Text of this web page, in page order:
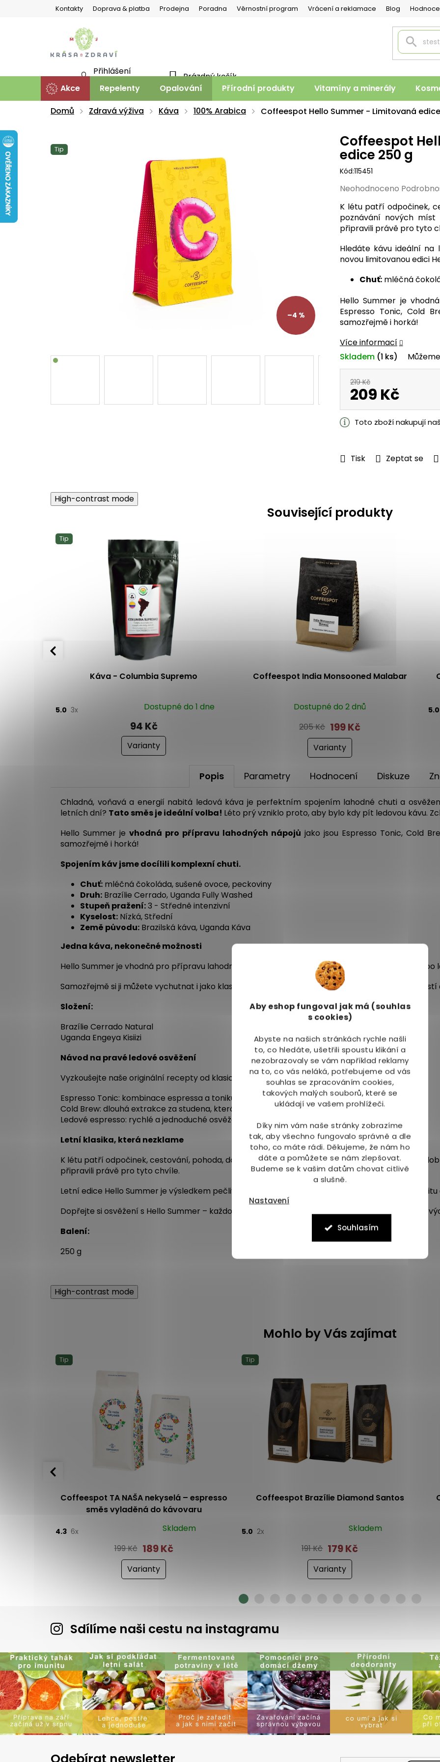
Aby eshop fungoval jak má (souhlas
s cookies)
Abyste na našich stránkách rychle našli
to, co hledáte, ušetřili spoustu klikání a
nezobrazovaly se vám například reklamy
na to, co vás neláká, potřebujeme od vás
souhlas se zpracováním cookies,
takových malých souborů, které se
ukládají ve vašem prohlížeči.
Díky nim vám naše stránky zobrazíme
tak, aby všechno fungovalo správně a dle
toho, co máte rádi. Děkujeme, že nám ho
dáte a pomůžete se nám zlepšovat.
Budeme se k vašim datům chovat citlivě
a slušně.
Nastavení
Souhlasím
Kontakty Doprava & platba Prodejna Poradna Věrnostní program Vrácení a reklamace Blog
KOŠÍK
Prázdný košík
Přihlášení
Akce Repelenty Opalování Přírodní produkty Vitamíny a minerály
Domů
Zdravá výživa Káva 100% Arabica Coffeespot Hello Summer - Limitovaná
–4 %
Tip
K létu patří odpočinek,
poznávání nových míst
připravili právě pro tyto
Hledáte kávu ideální
novou limitovanou edici
Chuť: mléčná
Hello Summer je
Espresso Tonic, Cold
samozřejmě i horká!
Více informací
Tisk Zeptat se
Skladem (1 ks)
Coffeespot
edice 250 g
Kód:115451
Průměrné
produktu
je
0,0
5
hvězdiček.
Neohodnoceno
219 Kč
209 Kč
Měrná
cena:
Toto zboží nakupují
High-contrast mode
Související produkty
Tip
Káva - Columbia Supremo
5.0 3x Dostupné do 1 dne
94 Kč
Varianty
Coffeespot India Monsooned Malabar
Dostupné do 2 dnů
205 Kč 199 Kč
Varianty
5.0
Popis Parametry Hodnocení Diskuze
Chladná, voňavá a energií nabitá ledová káva je perfektním spojením lahodné chuti a
letních dní? Tato směs je ideální volba! Léto prý vzniklo proto, aby bylo kdy pít ledovou kávu.
Hello Summer je vhodná pro přípravu lahodných nápojů jako jsou Espresso Tonic, Cold
samozřejmě i horká!
Spojením káv jsme docílili komplexní chuti.
Chuť: mléčná čokoláda, sušené ovoce, peckoviny
Druh: Brazílie Cerrado, Uganda Fully Washed
Stupeň pražení:3 - Středně intenzivní
Kyselost: Nízká, Střední
Země původu: Brazilská káva, Uganda Káva
Jedna káva, nekonečné možnosti
Hello Summer je vhodná pro přípravu lahodných nápojů jako jsou Espresso Tonic, Cold Brew nebo
Samozřejmě si ji můžete vychutnat i jako klasickou horkou kávu, která vás potěší svou vyvážeností
Složení:
Brazílie Cerrado Natural
Uganda Engeya Kisiizi
Návod na pravé ledové osvěžení
Vyzkoušejte naše originální recepty od klasických až po pravé kávové speciality.
Espresso Tonic: kombinace espressa a toniku s ledem pro osvěžující zážitek
Cold Brew: dlouhá extrakce za studena, která zvýrazní sladké tóny kávy
Ledové espresso: rychlé a jednoduché osvěžení s intenzivní chutí
Letní klasika, která nezklame
K létu patří odpočinek, cestování, pohoda, dovolená, moře, hory, les, poznávání nových míst a
připravili právě pro tyto chvíle.
Letní edice Hello Summer je výsledkem pečlivého výběru a pražení, které zaručuje vysokou
Dopřejte si osvěžení s Hello Summer – každoroční letní bestseller 🏆 pro milovníky letních
Balení:
250 g
High-contrast mode
Mohlo by Vás zajímat
Tip
Coffeespot TA NAŠA nekyselá – espresso
směs vyladěná do kávovaru
4.3 6x
Skladem
199 Kč 189 Kč
Varianty
Tip
Coffeespot Brazílie Diamond Santos
5.0 2x
Skladem
191 Kč 179 Kč
Varianty
Sdílíme naši cestu na instagramu